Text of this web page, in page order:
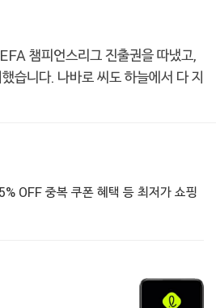
챔피언스리그 진출권을 따냈고,
습니다. 나바로 씨도 하늘에서 다 지
OFF 중복 쿠폰 혜택 등 최저가 쇼핑